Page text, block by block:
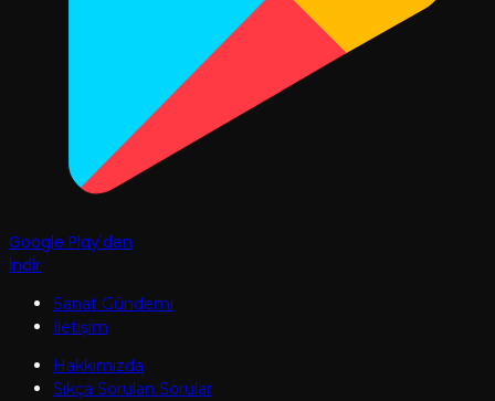
Google Play'den
İndir
Sanat Gündemi
İletişim
Hakkımızda
Sıkça Sorulan Sorular